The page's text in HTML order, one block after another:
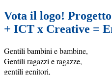
Vota il logo!
+ ICT x Creative =
Gentili bambini e bambine,
Gentili ragazzi e ragazze,
gentili genitori,